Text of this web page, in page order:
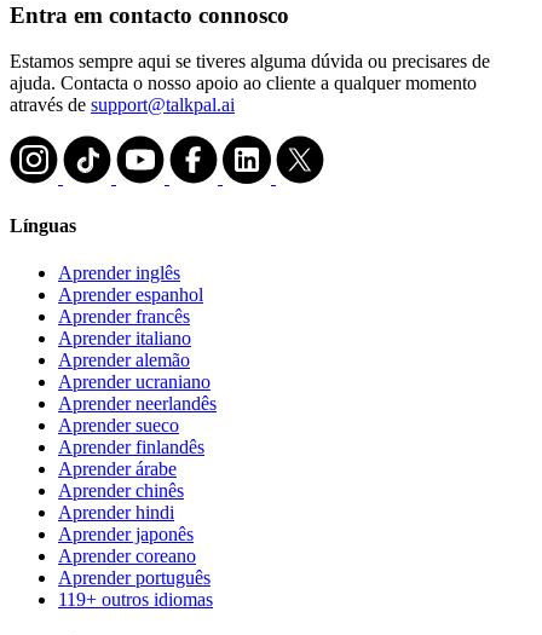
Entra em contacto connosco
Estamos sempre aqui se tiveres alguma dúvida ou precisares de
ajuda. Contacta o nosso apoio ao cliente a qualquer momento
através de support@talkpal.ai
Línguas
Aprender inglês
Aprender espanhol
Aprender francês
Aprender italiano
Aprender alemão
Aprender ucraniano
Aprender neerlandês
Aprender sueco
Aprender finlandês
Aprender árabe
Aprender chinês
Aprender hindi
Aprender japonês
Aprender coreano
Aprender português
119+ outros idiomas